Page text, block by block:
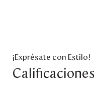
¡Exprésate con Estilo!